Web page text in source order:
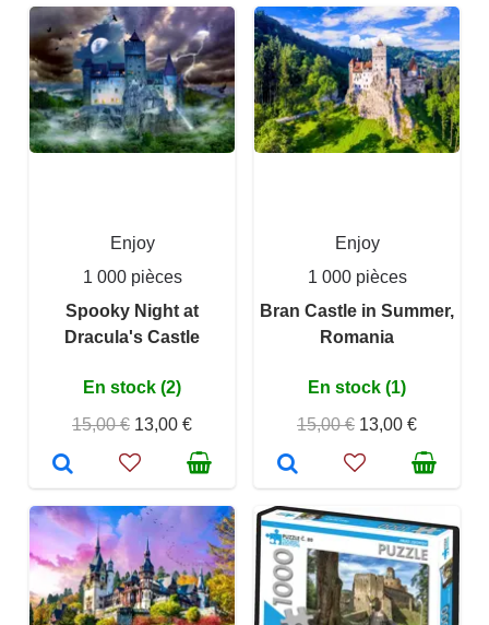
Enjoy
1 000 pièces
Spooky Night at
Dracula's Castle
En stock (2)
15,00 € 13,00 €
Enjoy
1 000 pièces
Bran Castle in Summer,
Romania
En stock (1)
15,00 € 13,00 €